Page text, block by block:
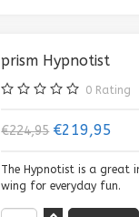
prism Hypnotist
0 Rating
€224,95 €219,95
The Hypnotist is a great
wing for everyday fun.